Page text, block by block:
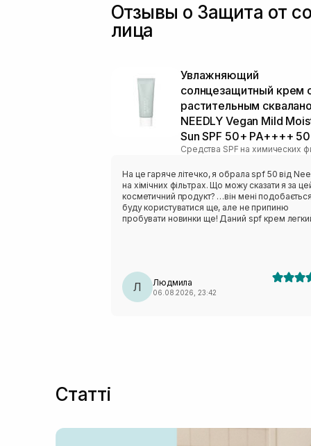
Отзывы о Защита от
лица
Увлажняющий
солнцезащитный крем
растительным
NEEDLY Vegan Mild
Sun SPF 50+ PA++++
На це гаряче літечко, я обрала spf 50 від
на хімічних фільтрах. Що можу сказати я за
косметичний продукт? …він мені
буду користуватися ще, але не припиню
пробувати новинки ще! Даний spf крем
Додаткову пігментацію на обличчі не
Тому вважаю, що косметичний продукт
уваги однозначно.
Л Людмила
06.08.2026, 23:42
Статті